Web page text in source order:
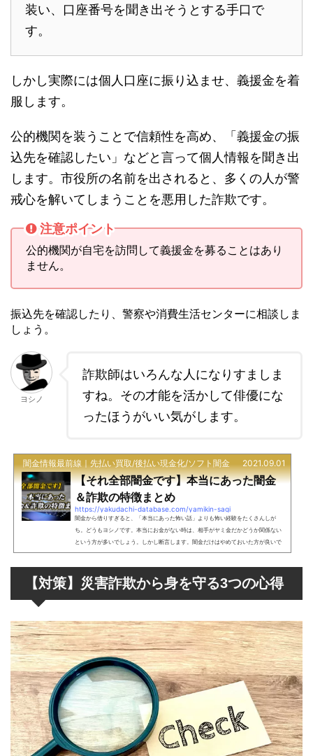
装い、口座番号を聞き出そうとする手口で
す。
しかし実際には個人口座に振り込ませ、義援金を着
服します。
公的機関を装うことで信頼性を高め、「義援金の振
込先を確認したい」などと言って個人情報を聞き出
します。市役所の名前を出されると、多くの人が警
戒心を解いてしまうことを悪用した詐欺です。
注意ポイント
公的機関が自宅を訪問して義援金を募ることはあり
ません。
振込先を確認したり、警察や消費生活センターに相談しま
しょう。
ヨシノ
詐欺師はいろんな人になりすましま
すね。その才能を活かして俳優にな
ったほうがいい気がします。
闇金情報最前線｜先払い買取/後払い現金化/ソフト闇金 2021.09.01
【それ全部闇金です】本当にあった闇金
＆詐欺の特徴まとめ
https://yakudachi-database.com/yamikin-sagi
闇金から借りすぎると、「本当にあった怖い話」よりも怖い経験をたくさんしが
ち。どうもヨシノです。本当にお金がない時は、相手がヤミ金だかどうか関係ない
という方が多いでしょう。しかし断言します。闇金だけはやめておいた方が良いで
す。お金に困ってしまうと、正規の貸金業者かヤミ金かどうかすら、判断がつかな
くなってしまうケースが多く見られます。そこでここでは、実際に闇金ユーザーだ
った筆者がヤミ金の特徴、そして闇金を騙る詐欺師の特徴をまとめました。ココに
注意この中でご紹介している特徴に該当する業者は大体闇金...
【対策】災害詐欺から身を守る3つの心得